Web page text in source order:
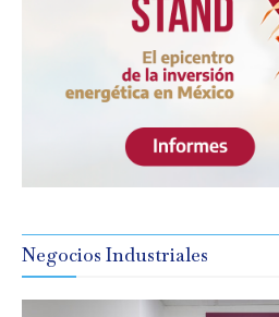
Negocios Industriales